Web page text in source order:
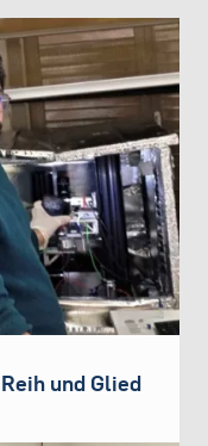
und Glied